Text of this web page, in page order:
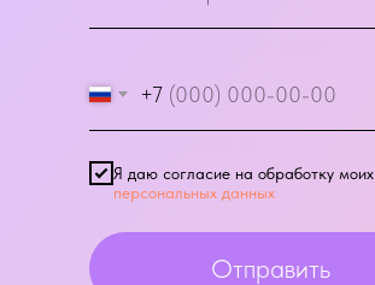
+7
Я даю согласие на обработку моих
персональных данных
Отправить